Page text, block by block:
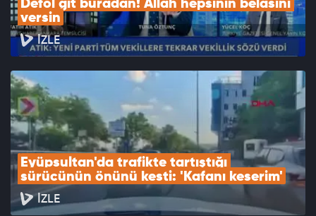
Defol git buradan! Allah hepsinin belasını
versin
İZLE
Eyüpsultan'da trafikte tartıştığı
sürücünün önünü kesti: 'Kafanı keserim'
İZLE